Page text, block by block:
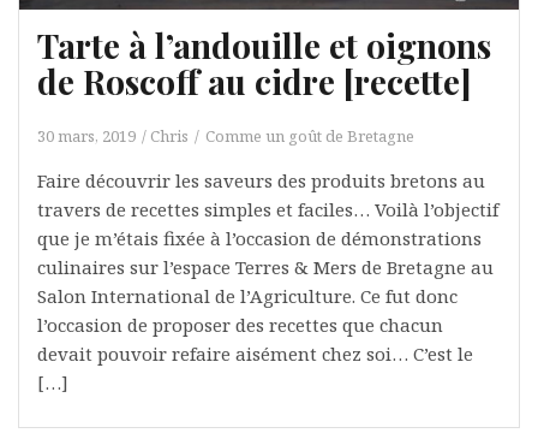
Tarte à l’andouille et oignons
de Roscoff au cidre [recette]
30 mars, 2019 Chris Comme un goût de Bretagne
Faire découvrir les saveurs des produits bretons au
travers de recettes simples et faciles… Voilà l’objectif
que je m’étais fixée à l’occasion de démonstrations
culinaires sur l’espace Terres & Mers de Bretagne au
Salon International de l’Agriculture. Ce fut donc
l’occasion de proposer des recettes que chacun
devait pouvoir refaire aisément chez soi… C’est le
[…]